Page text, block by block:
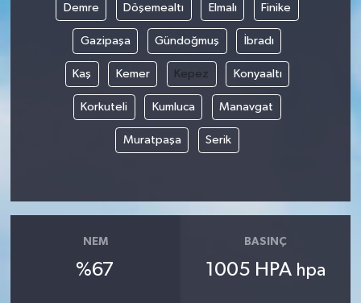
Demre Döşemealtı Elmalı Finike
Gazipaşa Gündoğmuş İbradı
Kaş Kemer Kepez Konyaaltı
Korkuteli Kumluca Manavgat
Muratpaşa Serik
NEM
%67
BASINÇ
1005 HPA hpa